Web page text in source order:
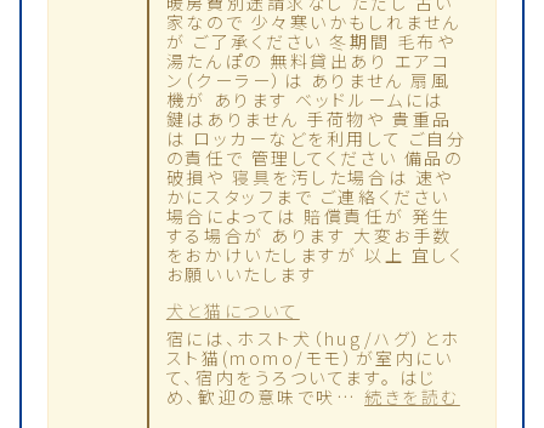
家なので 少々寒いかもしれません
が ご了承ください 冬期間 毛布や
湯たんぽの 無料貸出あり エアコ
ン（クーラー）は ありません 扇風
機が あります ベッドルームには
鍵はありません 手荷物や 貴重品
は ロッカーなどを利用して ご自分
の責任で 管理してください 備品の
破損や 寝具を汚した場合は 速や
かにスタッフまで ご連絡ください
場合によっては 賠償責任が 発生
する場合が あります 大変お手数
をおかけいたしますが 以上 宜しく
お願いいたします
犬と猫について
宿には、ホスト犬（hug/ハグ）とホ
スト猫(momo/モモ）が室内にい
て、宿内をうろついてます。 はじ
め、歓迎の意味で吠…続きを読む
犬